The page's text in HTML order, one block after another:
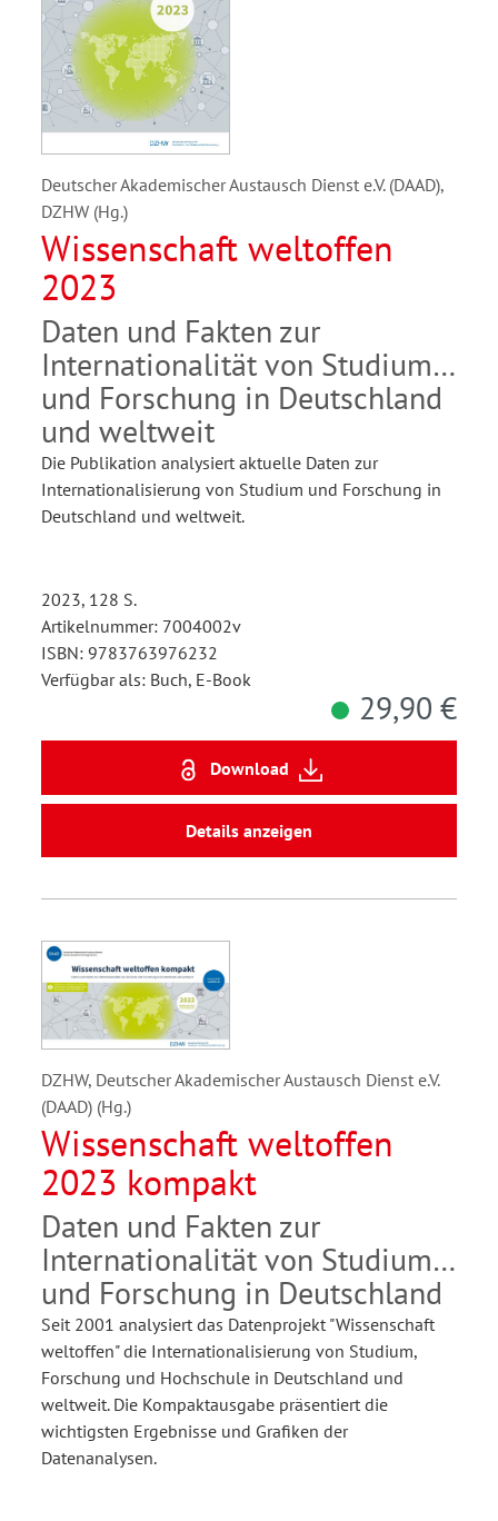
Deutscher Akademischer Austausch Dienst e.V. (DAAD),
DZHW (Hg.)
Wissenschaft weltoffen
2023
Daten und Fakten zur
Internationalität von Studium
und Forschung in Deutschland
und weltweit
Die Publikation analysiert aktuelle Daten zur
Internationalisierung von Studium und Forschung in
Deutschland und weltweit.
2023, 128 S.
Artikelnummer: 7004002v
ISBN: 9783763976232
Verfügbar als: Buch, E-Book
29,90 €
Download
Details anzeigen
DZHW, Deutscher Akademischer Austausch Dienst e.V.
(DAAD) (Hg.)
Wissenschaft weltoffen
2023 kompakt
Daten und Fakten zur
Internationalität von Studium
und Forschung in Deutschland
Seit 2001 analysiert das Datenprojekt "Wissenschaft
weltoffen" die Internationalisierung von Studium,
Forschung und Hochschule in Deutschland und
weltweit. Die Kompaktausgabe präsentiert die
wichtigsten Ergebnisse und Grafiken der
Datenanalysen.